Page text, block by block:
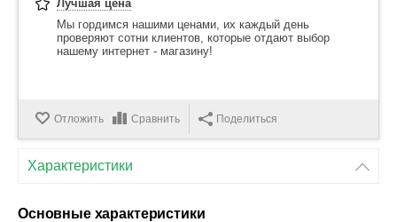
Лучшая цена
Мы гордимся нашими ценами, их каждый день
проверяют сотни клиентов, которые отдают выбор
нашему интернет - магазину!
Отложить Сравнить Поделиться
Характеристики
Основные характеристики